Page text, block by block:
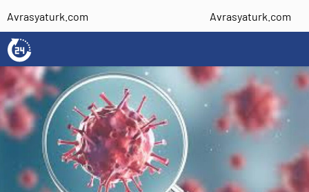
Avrasyaturk.com Avrasyaturk.com